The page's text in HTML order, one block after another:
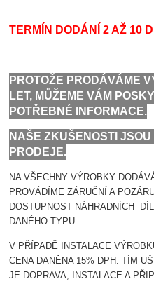
TERMÍN DODÁNÍ 2 AŽ 10
PROTOŽE PRODÁVÁME
LET, MŮŽEME VÁM
POTŘEBNÉ INFORMACE.
NAŠE ZKUŠENOSTI
PRODEJE.
NA VŠECHNY VÝROBKY
PROVÁDÍME ZÁRUČNÍ A
DOSTUPNOST NÁHRADNÍCH
DANÉHO TYPU.
V PŘÍPADĚ INSTALACE
CENA DANĚNA 15% DPH. TÍM
JE DOPRAVA, INSTALACE A